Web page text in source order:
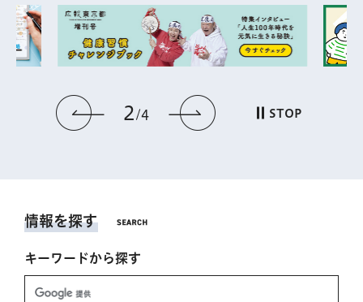
前のスライドを表示
2 4 次のスライドを表
STOP
情報を探す
キーワードから探す